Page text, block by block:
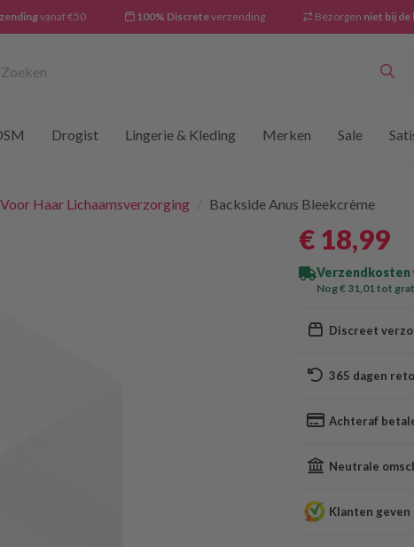
vanaf €50 100% Discreteverzending Bezorgen niet bij de
Drogist Lingerie & Kleding Merken Sale
Haar Lichaamsverzorging Backside Anus Bleekcrème
€ 18,99
Verzendkosten
Nog € 31,01tot
Discreet
365 dagen
Achteraf
Neutrale
Klanten geven